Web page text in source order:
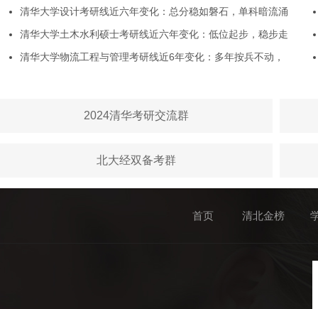
清华大学设计考研线近六年变化：总分稳如磐石，单科暗流涌
清华大学土木水利硕士考研线近六年变化：低位起步，稳步走
清华大学物流工程与管理考研线近6年变化：多年按兵不动，
2024清华考研交流群
北大经双备考群
首页 清北金榜